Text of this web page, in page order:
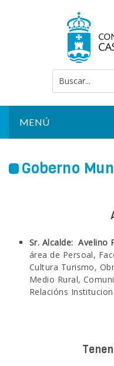
MENÚ
SERVIZOS
SEDE
Goberno
Sr. Alcalde: Avelino
área de Persoal,
Cultura Turismo,
Medio Rural,
Relacións